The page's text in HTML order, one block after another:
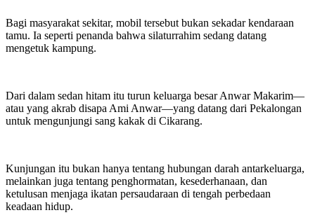
Bagi masyarakat sekitar, mobil tersebut bukan sekadar kendaraan
tamu. Ia seperti penanda bahwa silaturrahim sedang datang
mengetuk kampung.
Dari dalam sedan hitam itu turun keluarga besar Anwar Makarim—
atau yang akrab disapa Ami Anwar—yang datang dari Pekalongan
untuk mengunjungi sang kakak di Cikarang.
Kunjungan itu bukan hanya tentang hubungan darah antarkeluarga,
melainkan juga tentang penghormatan, kesederhanaan, dan
ketulusan menjaga ikatan persaudaraan di tengah perbedaan
keadaan hidup.